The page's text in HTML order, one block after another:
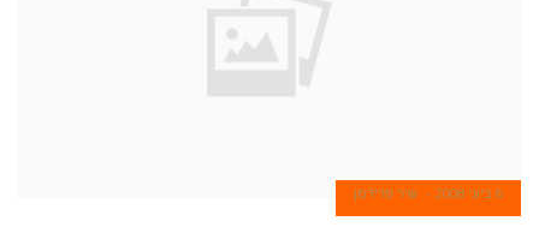
6 ביוני 2008 שיר פרידמן